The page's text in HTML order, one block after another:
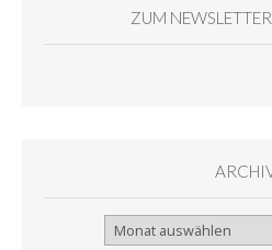
ZUM
Archiv